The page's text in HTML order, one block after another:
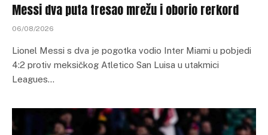
Messi dva puta tresao mrežu i oborio rerkord
06/08/2026
Lionel Messi s dva je pogotka vodio Inter Miami u pobjedi
4:2 protiv meksičkog Atletico San Luisa u utakmici
Leagues…